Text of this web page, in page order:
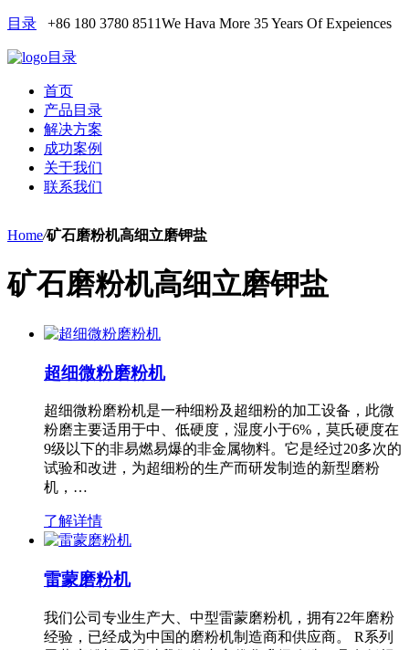
目录 +86 180 3780 8511We Hava More 35 Years Of Expeiences
目录
首页
产品目录
解决方案
成功案例
关于我们
联系我们
Home/矿石磨粉机高细立磨钾盐
矿石磨粉机高细立磨钾盐
超细微粉磨粉机
超细微粉磨粉机是一种细粉及超细粉的加工设备，此微
粉磨主要适用于中、低硬度，湿度小于6%，莫氏硬度在
9级以下的非易燃易爆的非金属物料。它是经过20多次的
试验和改进，为超细粉的生产而研发制造的新型磨粉
机，…
了解详情
雷蒙磨粉机
我们公司专业生产大、中型雷蒙磨粉机，拥有22年磨粉
经验，已经成为中国的磨粉机制造商和供应商。 R系列